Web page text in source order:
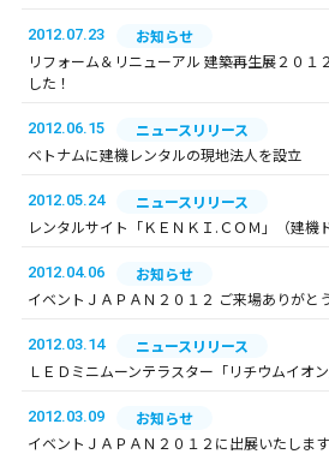
2012.07.23
お知らせ
リフォーム＆リニューアル 建築再生展２０１
した！
2012.06.15
ニュースリリース
ベトナムに建機レンタルの現地法人を設立
2012.05.24
ニュースリリース
レンタルサイト「ＫＥＮＫＩ.ＣＯＭ」（建機
2012.04.06
お知らせ
イベントＪＡＰＡＮ２０１２ ご来場ありがと
2012.03.14
ニュースリリース
ＬＥＤミニムーンテラスター「リチウムイオ
2012.03.09
お知らせ
イベントＪＡＰＡＮ２０１２に出展いたします